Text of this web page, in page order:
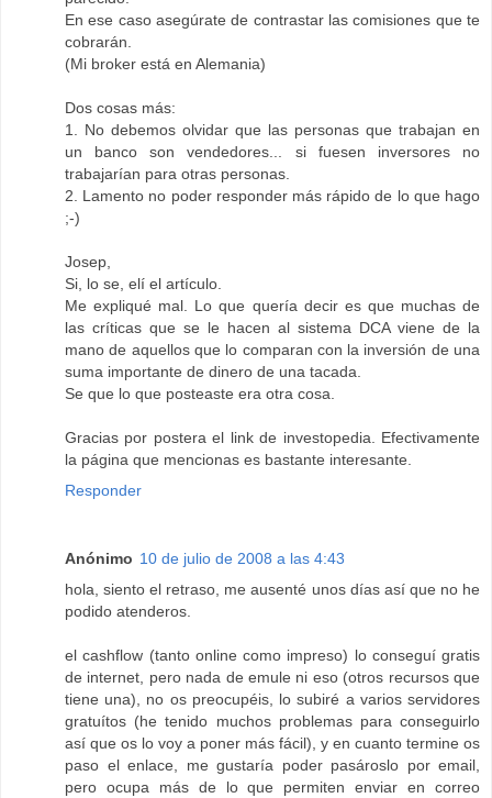
En ese caso asegúrate de contrastar las comisiones que te
cobrarán.
(Mi broker está en Alemania)
Dos cosas más:
1. No debemos olvidar que las personas que trabajan en
un banco son vendedores... si fuesen inversores no
trabajarían para otras personas.
2. Lamento no poder responder más rápido de lo que hago
;-)
Josep,
Si, lo se, elí el artículo.
Me expliqué mal. Lo que quería decir es que muchas de
las críticas que se le hacen al sistema DCA viene de la
mano de aquellos que lo comparan con la inversión de una
suma importante de dinero de una tacada.
Se que lo que posteaste era otra cosa.
Gracias por postera el link de investopedia. Efectivamente
la página que mencionas es bastante interesante.
Responder
Anónimo 10 de julio de 2008 a las 4:43
hola, siento el retraso, me ausenté unos días así que no he
podido atenderos.
el cashflow (tanto online como impreso) lo conseguí gratis
de internet, pero nada de emule ni eso (otros recursos que
tiene una), no os preocupéis, lo subiré a varios servidores
gratuítos (he tenido muchos problemas para conseguirlo
así que os lo voy a poner más fácil), y en cuanto termine os
paso el enlace, me gustaría poder pasároslo por email,
pero ocupa más de lo que permiten enviar en correo